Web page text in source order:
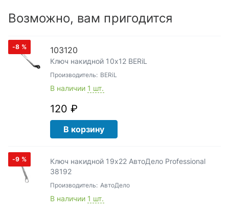
Возможно, вам пригодится
-8 % 103120
Ключ накидной 10х12 BERiL
Производитель: BERiL
В наличии 1 шт.
120 ₽
В корзину
-9 %
Ключ накидной 19х22 АвтоДело Professional
38192
Производитель: АвтоДело
В наличии 1 шт.